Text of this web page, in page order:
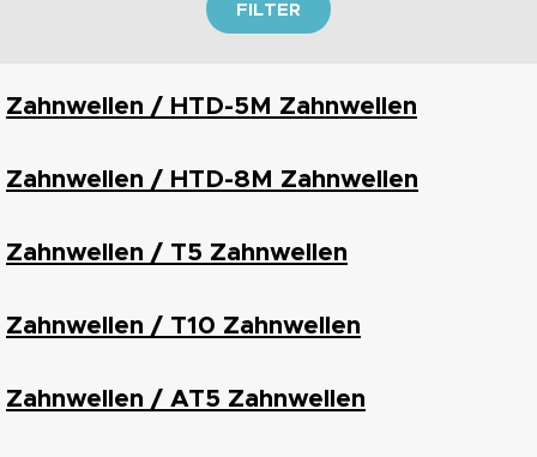
FILTER
Zahnwellen / HTD-5M Zahnwellen
Zahnwellen / HTD-8M Zahnwellen
Zahnwellen / T5 Zahnwellen
Zahnwellen / T10 Zahnwellen
Zahnwellen / AT5 Zahnwellen